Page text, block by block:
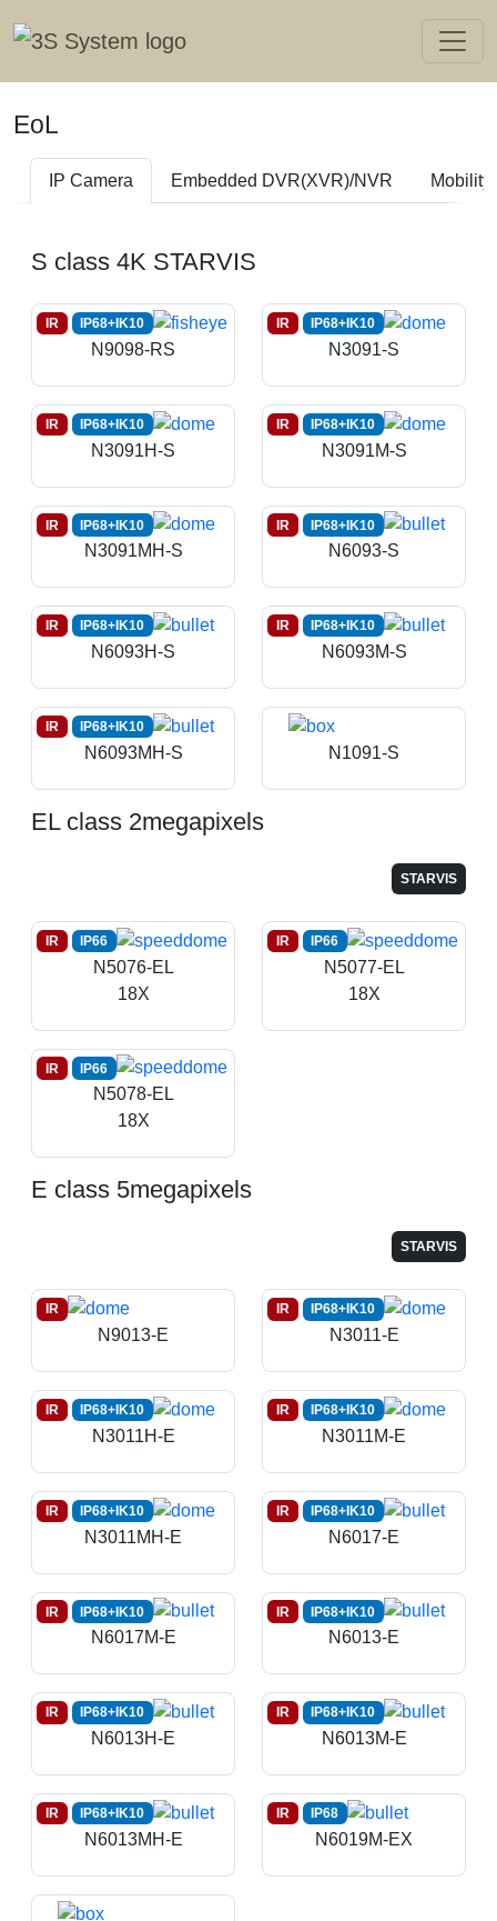
EoL
IP Camera Embedded DVR(XVR)/NVR Mobility
S class 4K STARVIS
IR IP68+IK10
N9098-RS
IR IP68+IK10
N3091-S
IR IP68+IK10
N3091H-S
IR IP68+IK10
N3091M-S
IR IP68+IK10
N3091MH-S
IR IP68+IK10
N6093-S
IR IP68+IK10
N6093H-S
IR IP68+IK10
N6093M-S
IR IP68+IK10
N6093MH-S N1091-S
EL class 2megapixels
STARVIS
IR IP66
N5076-EL
18X
IR IP66
N5077-EL
18X
IR IP66
N5078-EL
18X
E class 5megapixels
STARVIS
IR
N9013-E
IR IP68+IK10
N3011-E
IR IP68+IK10
N3011H-E
IR IP68+IK10
N3011M-E
IR IP68+IK10
N3011MH-E
IR IP68+IK10
N6017-E
IR IP68+IK10
N6017M-E
IR IP68+IK10
N6013-E
IR IP68+IK10
N6013H-E
IR IP68+IK10
N6013M-E
IR IP68+IK10
N6013MH-E
IR IP68
N6019M-EX